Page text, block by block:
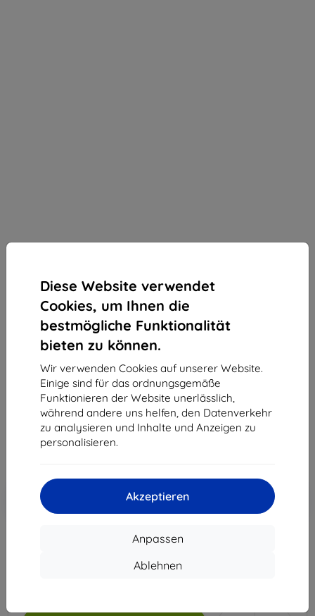
Diese Website verwendet
Cookies, um Ihnen die
bestmögliche Funktionalität
bieten zu können.
Wir verwenden Cookies auf unserer Website.
Einige sind für das ordnungsgemäße
Funktionieren der Website unerlässlich,
während andere uns helfen, den Datenverkehr
zu analysieren und Inhalte und Anzeigen zu
personalisieren.
Akzeptieren
Anpassen
Ablehnen
3MK Foil 1UP Samsung A725 A72 4G Gaming-Folie,
Produktbeschreibung
21,90 €
19,71 €
-10%
Rabatt mit Gutschein
Warenkorb